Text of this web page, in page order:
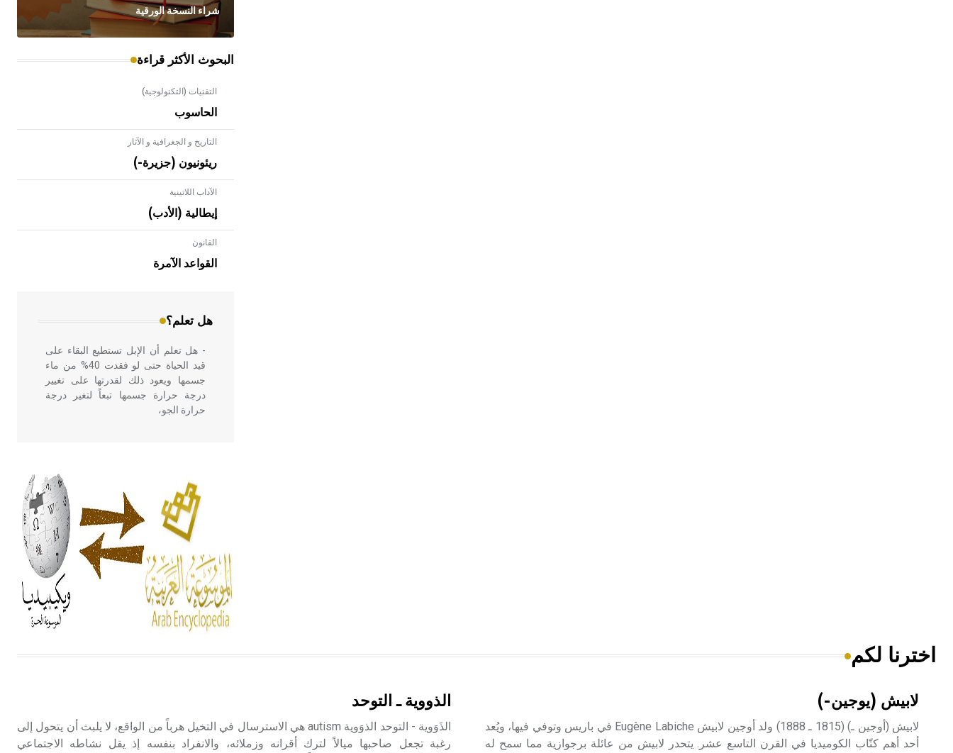
شراء النسخة الورقية
البحوث الأكثر قراءة
التقنيات (التكنولوجية)
الحاسوب
التاريخ و الجغرافية و الآثار
ريئونيون (جزيرة-)
الآداب اللاتينية
إيطالية (الأدب)
القانون
القواعد الآمرة
هل تعلم؟
- هل تعلم أن الأبلق نوع من الفنون
الهندسية التي ارتبطت بالعمارة الإسلامية
في بلاد الشام ومصر خاصة، حيث يحرص
- هل تعلم أن الإبل تستطيع البقاء على
قيد الحياة حتى لو فقدت 40% من ماء
جسمها ويعود ذلك لقدرتها على تغيير
درجة حرارة جسمها تبعاً لتغير درجة
حرارة الجو،
أربعة مؤلفات هي: الحكم، الأدلة، تنظيم
التغذية، ورسالته في جروح الرأس.
ويعود له الفضل بأنه حرر الطب من
الدين والفلسفة.
- هل تعلم أن المرجان إفراز حيواني
يتكون في البحر ويتركب من مادة
كربونات الكلسيوم، وهو أحمر أو شديد
الحمرة وهو أجود أنواعه، ويمتاز بكبر
الحجم ويسمى الش
الإنكليزية أب
اخترنا لكم
لابيش (يوجين-)
لابيش (أوجين ـ) (1815 ـ 1888) ولد أوجين لابيش Eugène Labiche في باريس وتوفي فيها، ويُعد
أحد أهم كتّاب الكوميديا في القرن التاسع عشر. يتحدر لابيش من عائلة برجوازية مما سمح له
الذووية ـ التوحد
الذَوَوية - التوحد الذوَوية autism هي الاسترسال في التخيل هرباً من الواقع، لا يلبث أن يتحول إلى
رغبة تجعل صاحبها ميالاً لترك أقرانه وزملائه، والانفراد بنفسه إذ يقل نشاطه الاجتماعي